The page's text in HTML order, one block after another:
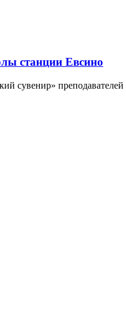
станции Евсино
сувенир»